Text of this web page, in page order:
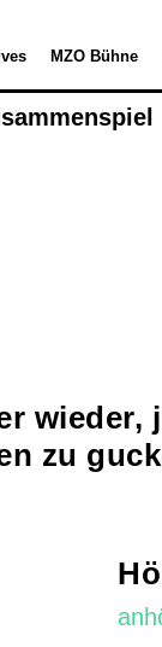
MZO Bühne
wieder,
zu